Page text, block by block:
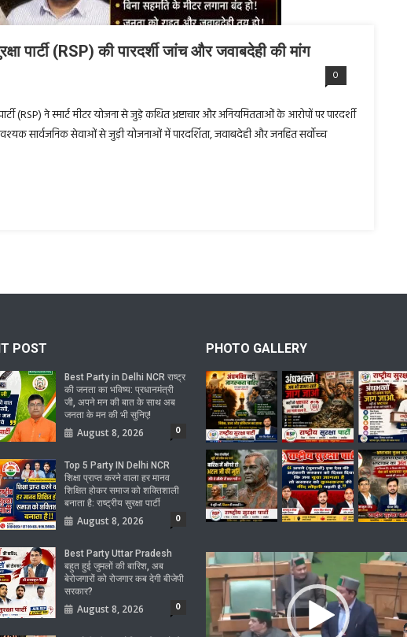
पार्टी (RSP) की पारदर्शी जांच और जवाबदेही की मांग
0
(RSP) ने स्मार्ट मीटर योजना से जुड़े कथित भ्रष्टाचार और अनियमितताओं के आरोपों पर पारदर्शी
सार्वजनिक सेवाओं से जुड़ी योजनाओं में पारदर्शिता, जवाबदेही और जनहित सर्वोच्च
POST
Best Party in Delhi NCR राष्ट्र
की जनता का भविष्य: प्रधानमंत्री
जी, अपने मन की बात के साथ अब
जनता के मन की भी सुनिए!
August 8, 2026 0
Top 5 Party IN Delhi NCR
शिक्षा प्राप्त करने वाला हर मानव
शिक्षित होकर समाज को शक्तिशाली
बनाता है: राष्ट्रीय सुरक्षा पार्टी
August 8, 2026 0
Best Party Uttar Pradesh
बहुत हुई जुमलों की बारिश, अब
बेरोजगारों को रोजगार कब देगी बीजेपी
सरकार?
August 8, 2026 0
PHOTO GALLERY
Video
Player